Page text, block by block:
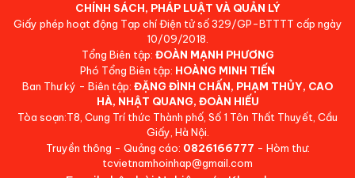
CHÍNH SÁCH, PHÁP LUẬT VÀ QUẢN LÝ
Giấy phép hoạt động Tạp chí Điện tử số 329/GP-BTTTT cấp ngày
10/09/2018.
Tổng Biên tập: ĐOÀN MẠNH PHƯƠNG
Phó Tổng Biên tập: HOÀNG MINH TIẾN
Ban Thư ký - Biên tập: ĐẶNG ĐÌNH CHẤN, PHẠM THỦY, CAO
HÀ, NHẬT QUANG, ĐOÀN HIẾU
Tòa soạn:T8, Cung Trí thức Thành phố, Số 1 Tôn Thất Thuyết, Cầu
Giấy, Hà Nội.
Truyền thông - Quảng cáo: 0826166777 - Hòm thư:
tcvietnamhoinhap@gmail.com